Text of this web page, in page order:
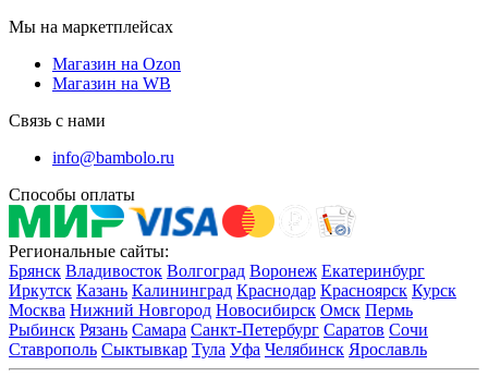
Мы на маркетплейсах
Магазин на Ozon
Магазин на WB
Связь с нами
info@bambolo.ru
Способы оплаты
Региональные сайты:
Брянск Владивосток Волгоград Воронеж Екатеринбург
Иркутск Казань Калининград Краснодар Красноярск Курск
Москва Нижний Новгород Новосибирск Омск Пермь
Рыбинск Рязань Самара Санкт-Петербург Саратов Сочи
Ставрополь Сыктывкар Тула Уфа Челябинск Ярославль